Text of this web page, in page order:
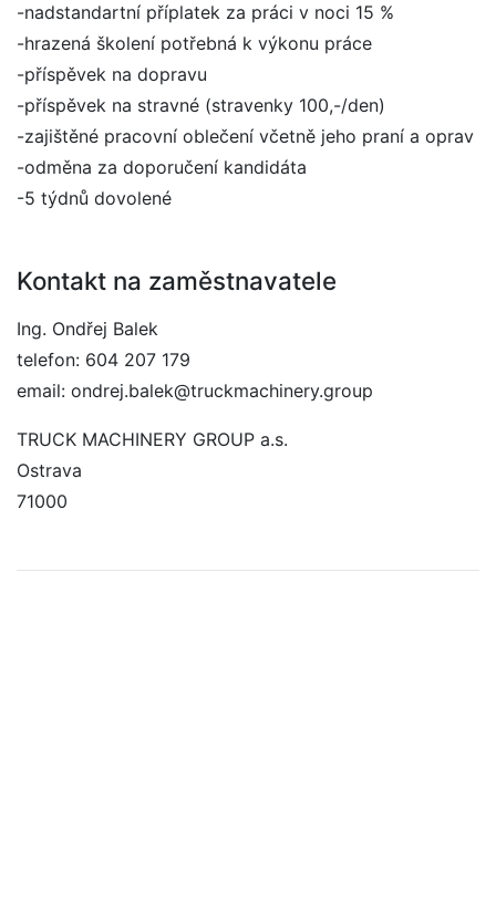
-nadstandartní příplatek za práci v noci 15 %
-hrazená školení potřebná k výkonu práce
-příspěvek na dopravu
-příspěvek na stravné (stravenky 100,-/den)
-zajištěné pracovní oblečení včetně jeho praní a oprav
-odměna za doporučení kandidáta
-5 týdnů dovolené
Kontakt na zaměstnavatele
Ing. Ondřej Balek
telefon: 604 207 179
email: ondrej.balek@truckmachinery.group
TRUCK MACHINERY GROUP a.s.
Ostrava
71000